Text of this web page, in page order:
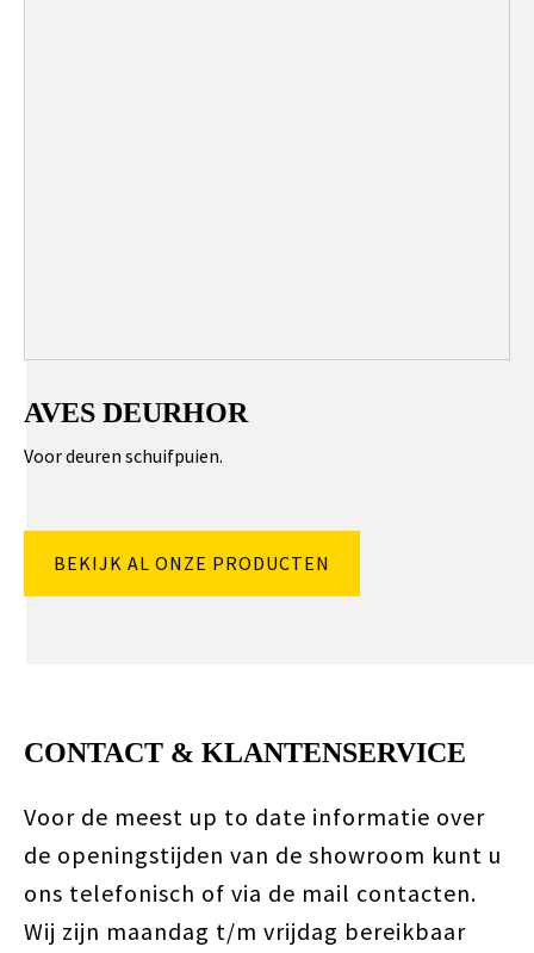
AVES DEURHOR
Voor deuren schuifpuien.
BEKIJK AL ONZE PRODUCTEN
CONTACT & KLANTENSERVICE
Voor de meest up to date informatie over
de openingstijden van de showroom kunt u
ons telefonisch of via de mail contacten.
Wij zijn maandag t/m vrijdag bereikbaar